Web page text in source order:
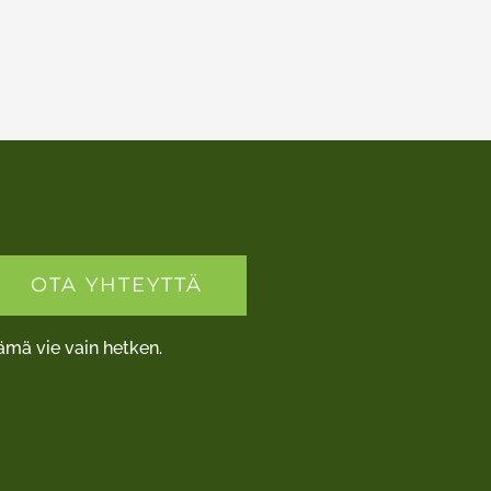
OTA YHTEYTTÄ
vie vain hetken.